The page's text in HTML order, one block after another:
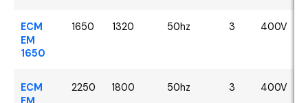
ECM
EM
1650
1650 1320 50hz 3 400V
ECM
2250 1800 50hz 3 400V